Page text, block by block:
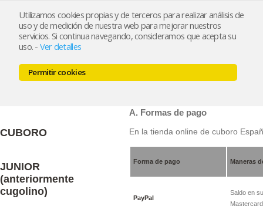
Utilizamos cookies propias y de terceros para realizar análisis de
uso y de medición de nuestra web para mejorar nuestros
servicios. Si continua navegando, consideramos que acepta su
uso. - Ver detalles
Permitir cookies
Inicio/ Blog
Buscar
CUBORO
JUNIOR
(anteriormente
cugolino)
A. Formas de pago
En la tienda online de cuboro
Forma de pago Maneras
PayPal
Saldo en